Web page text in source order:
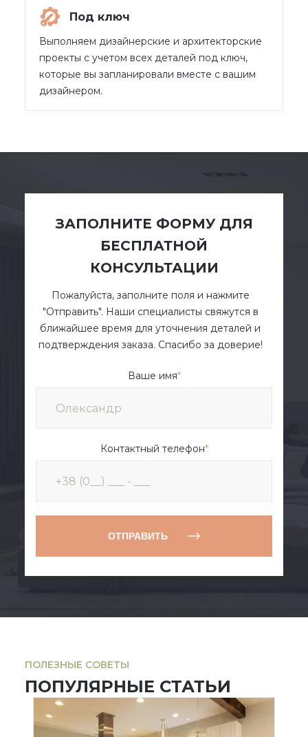
Под ключ
Выполняем дизайнерские и архитекторские
проекты с учетом всех деталей под ключ,
которые вы запланировали вместе с вашим
дизайнером.
ЗАПОЛНИТЕ ФОРМУ ДЛЯ
БЕСПЛАТНОЙ
КОНСУЛЬТАЦИИ
Пожалуйста, заполните поля и нажмите
"Отправить". Наши специалисты свяжутся в
ближайшее время для уточнения деталей и
подтверждения заказа. Спасибо за доверие!
Ваше имя*
Контактный телефон*
ОТПРАВИТЬ
ПОЛЕЗНЫЕ СОВЕТЫ
ПОПУЛЯРНЫЕ СТАТЬИ